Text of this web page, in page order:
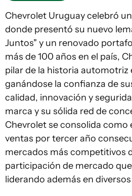
Chevrolet Uruguay celebró
donde presentó su nuevo
Juntos" y un renovado
más de 100 años en el país,
pilar de la historia automotriz
ganándose la confianza de
calidad, innovación y
marca y su sólida red de
Chevrolet se consolida como
ventas por tercer año
mercados más competitivos
participación de mercado que
liderando además en